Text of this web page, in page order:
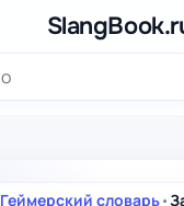
Геймерский словарь•